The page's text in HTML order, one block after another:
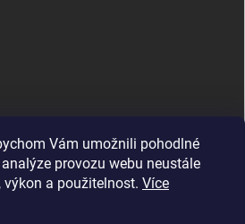
Vám umožnili pohodlné
provozu webu neustále
a použitelnost. Více
- www.krokido.cz